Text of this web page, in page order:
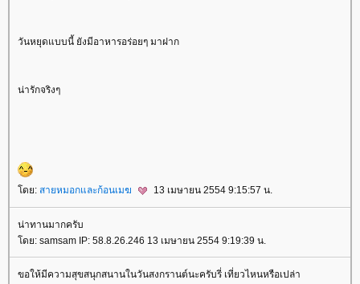
วันหยุดแบบนี้ ยังมีอาหารอร่อยๆ มาฝาก
น่ารักจริงๆ
ดย: สายหมอกและก้อนเมฆ 13 เมษายน 2554 9:15:57 น.
น่าทานมากครับ
ดย: samsam IP: 58.8.26.246 13 เมษายน 2554 9:19:39 น.
ขอให้มีความสุขสนุกสนานในวันสงกรานต์นะครับรี่ เที่ยวไหนหรือเปล่า